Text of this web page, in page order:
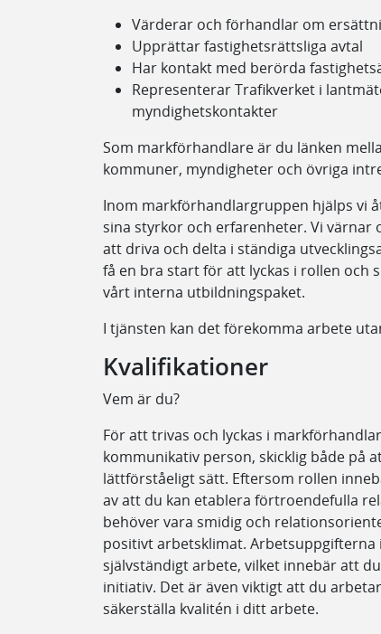
Värderar och förhandlar om
Upprättar fastighetsrättsliga avtal
Har kontakt med berörda
Representerar Trafikverket i
myndighetskontakter
Som markförhandlare är du länken
kommuner, myndigheter och övriga
Inom markförhandlargruppen hjälps vi
sina styrkor och erfarenheter. Vi
att driva och delta i ständiga
få en bra start för att lyckas i rollen och
vårt interna utbildningspaket.
I tjänsten kan det förekomma arbete
Kvalifikationer
Vem är du?
För att trivas och lyckas i
kommunikativ person, skicklig både på
lättförståeligt sätt. Eftersom rollen
av att du kan etablera förtroendefulla
behöver vara smidig och
positivt arbetsklimat.
självständigt arbete, vilket innebär att
initiativ. Det är även viktigt att du
säkerställa kvalitén i ditt arbete.